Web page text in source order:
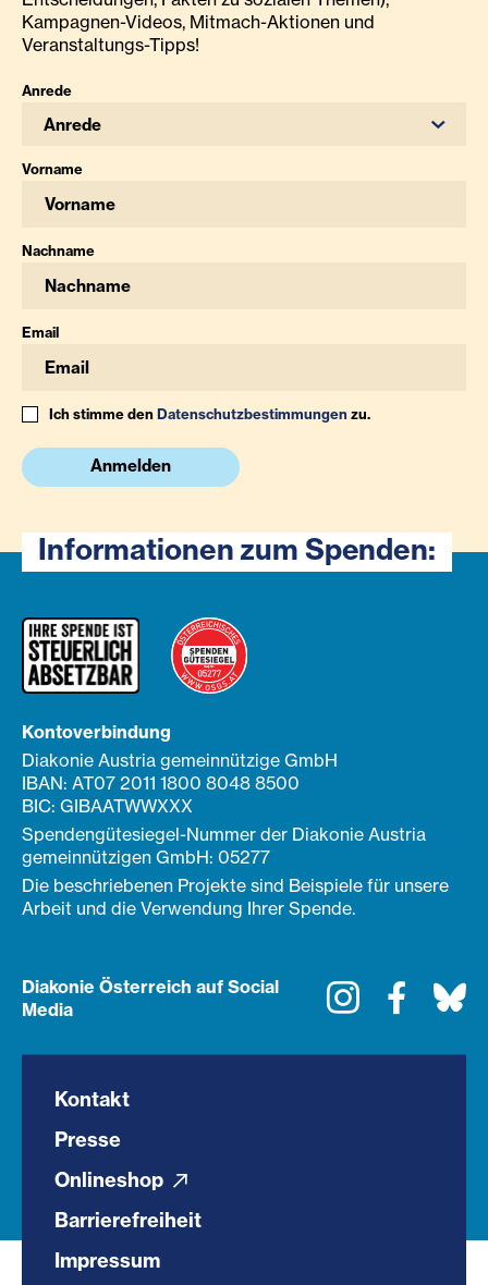
Kampagnen-Videos, Mitmach-Aktionen und
Veranstaltungs-Tipps!
Anrede
Anrede
Vorname
Nachname
Email
Ich stimme denDatenschutzbestimmungenzu.
Anmelden
Informationen zum Spenden:
Kontoverbindung
Diakonie Austria gemeinnützige GmbH
IBAN: AT07 2011 1800 8048 8500
BIC: GIBAATWWXXX
Spendengütesiegel-Nummer der Diakonie Austria
gemeinnützigen GmbH: 05277
Die beschriebenen Projekte sind Beispiele für unsere
Arbeit und die Verwendung Ihrer Spende.
Diakonie Österreich auf Social
Media
Instagram
Kontakt
Presse
Onlineshop
Barrierefreiheit
Impressum